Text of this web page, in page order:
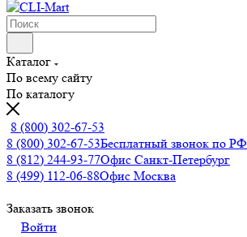
Каталог
По всему сайту
По каталогу
8 (800) 302-67-53
8 (800) 302-67-53Бесплатный звонок по РФ
8 (812) 244-93-77Офис Санкт-Петербург
8 (499) 112-06-88Офис Москва
Заказать звонок
Войти